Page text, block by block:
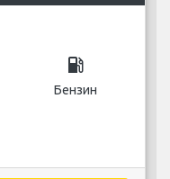
local_gas_station
Бензин